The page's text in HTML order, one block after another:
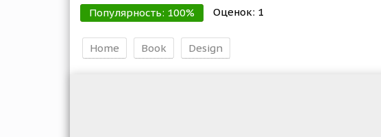
Популярность: 100% Оценок: 1
Home Book Design